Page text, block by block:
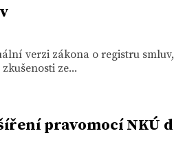
verzi zákona o registru
ze...
pravomocí NKÚ